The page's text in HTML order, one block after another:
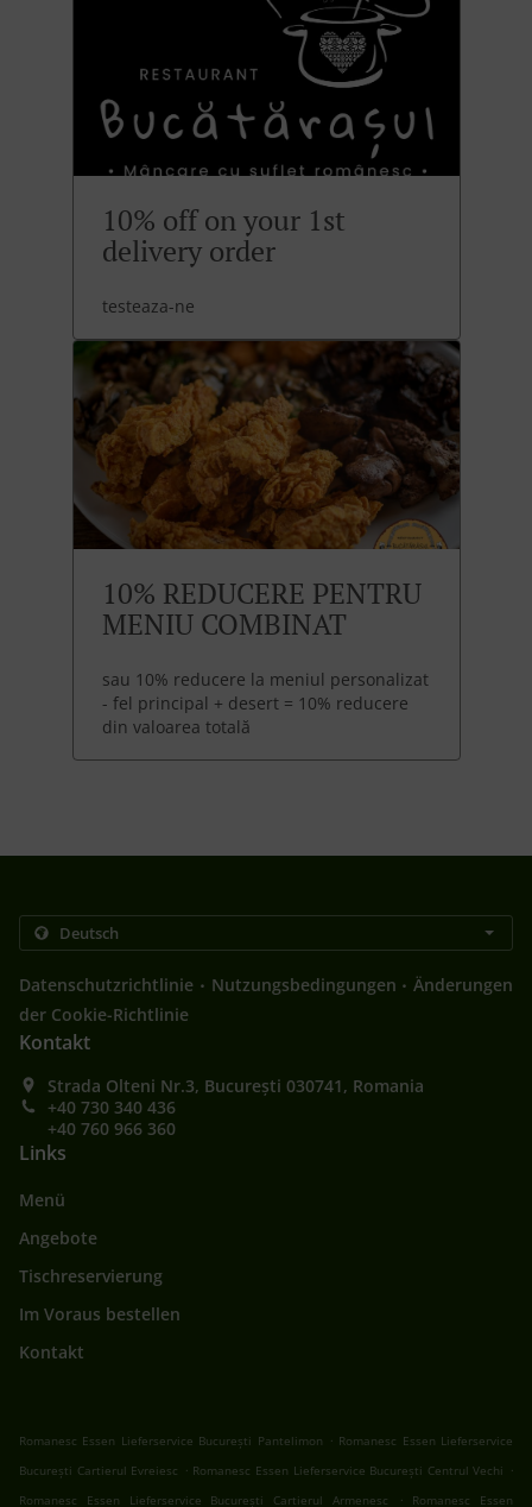
10% off on your 1st
delivery order
testeaza-ne
10% REDUCERE PENTRU
MENIU COMBINAT
sau 10% reducere la meniul personalizat
- fel principal + desert = 10% reducere
din valoarea totală
Datenschutzrichtlinie . Nutzungsbedingungen . Änderungen
der Cookie-Richtlinie
Kontakt
Strada Olteni Nr.3, București 030741, Romania
+40 730 340 436
+40 760 966 360
Links
Menü
Angebote
Tischreservierung
Im Voraus bestellen
Kontakt
Romanesc Essen Lieferservice București Pantelimon . Romanesc Essen Lieferservice
București Cartierul Evreiesc . Romanesc Essen Lieferservice București Centrul Vechi .
Romanesc Essen Lieferservice București Cartierul Armenesc
.
Romanesc Essen